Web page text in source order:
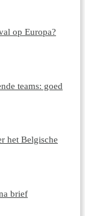
op Europa?
teams: goed
het Belgische
brief